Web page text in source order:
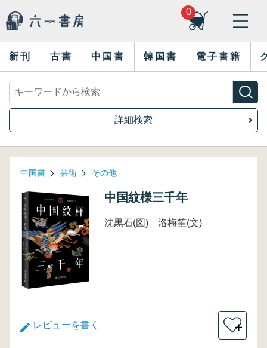
0
新刊 古書 中国書 韓国書 電子書籍
詳細検索
中国書 芸術 その他
中国紋様三千年
沈黒石(図) 洛梅笙(文)
レビューを書く ＋